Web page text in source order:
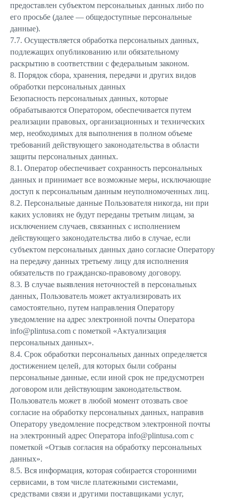
предоставлен субъектом персональных данных либо по
его просьбе (далее — общедоступные персональные
данные).
7.7. Осуществляется обработка персональных данных,
подлежащих опубликованию или обязательному
раскрытию в соответствии с федеральным законом.
8. Порядок сбора, хранения, передачи и других видов
обработки персональных данных
Безопасность персональных данных, которые
обрабатываются Оператором, обеспечивается путем
реализации правовых, организационных и технических
мер, необходимых для выполнения в полном объеме
требований действующего законодательства в области
защиты персональных данных.
8.1. Оператор обеспечивает сохранность персональных
данных и принимает все возможные меры, исключающие
доступ к персональным данным неуполномоченных лиц.
8.2. Персональные данные Пользователя никогда, ни при
каких условиях не будут переданы третьим лицам, за
исключением случаев, связанных с исполнением
действующего законодательства либо в случае, если
субъектом персональных данных дано согласие Оператору
на передачу данных третьему лицу для исполнения
обязательств по гражданско-правовому договору.
8.3. В случае выявления неточностей в персональных
данных, Пользователь может актуализировать их
самостоятельно, путем направления Оператору
уведомление на адрес электронной почты Оператора
info@plintusa.com с пометкой «Актуализация
персональных данных».
8.4. Срок обработки персональных данных определяется
достижением целей, для которых были собраны
персональные данные, если иной срок не предусмотрен
договором или действующим законодательством.
Пользователь может в любой момент отозвать свое
согласие на обработку персональных данных, направив
Оператору уведомление посредством электронной почты
на электронный адрес Оператора info@plintusa.com с
пометкой «Отзыв согласия на обработку персональных
данных».
8.5. Вся информация, которая собирается сторонними
сервисами, в том числе платежными системами,
средствами связи и другими поставщиками услуг,